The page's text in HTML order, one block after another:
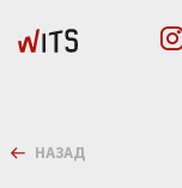
НАЗАД